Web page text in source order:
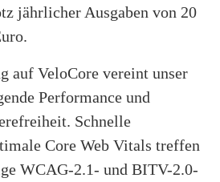
jährlicher Ausgaben von 20
auf VeloCore vereint unser
Performance und
Schnelle
Core Web Vitals treffen
WCAG-2.1- und BITV-2.0-